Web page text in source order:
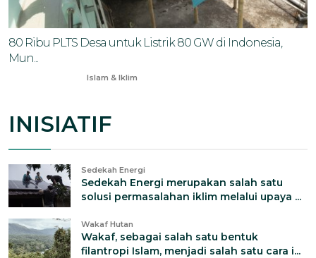
80 Ribu PLTS Desa untuk Listrik 80 GW di Indonesia,
Mun...
Islam & Iklim
INISIATIF
Sedekah Energi
Sedekah Energi merupakan salah satu
solusi permasalahan iklim melalui upaya ...
Wakaf Hutan
Wakaf, sebagai salah satu bentuk
filantropi Islam, menjadi salah satu cara i...